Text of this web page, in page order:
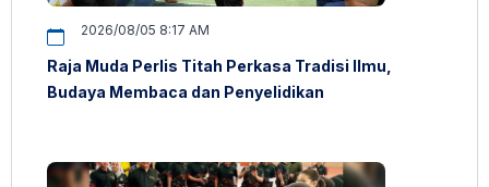
2026/08/05 8:17 AM
Raja Muda Perlis Titah Perkasa Tradisi Ilmu,
Budaya Membaca dan Penyelidikan